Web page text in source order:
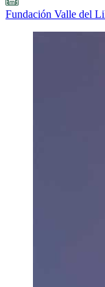
Fundación Valle del